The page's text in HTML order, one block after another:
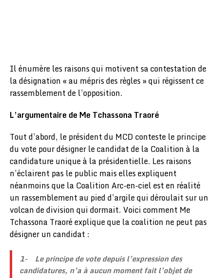
Il énumère les raisons qui motivent sa contestation de
la désignation « au mépris des règles » qui régissent ce
rassemblement de l’opposition.
L’argumentaire de Me Tchassona Traoré
Tout d’abord, le président du MCD conteste le principe
du vote pour désigner le candidat de la Coalition à la
candidature unique à la présidentielle. Les raisons
n’éclairent pas le public mais elles expliquent
néanmoins que la Coalition Arc-en-ciel est en réalité
un rassemblement au pied d’argile qui déroulait sur un
volcan de division qui dormait. Voici comment Me
Tchassona Traoré explique que la coalition ne peut pas
désigner un candidat :
1- Le principe de vote depuis l’expression des
candidatures, n’a à aucun moment fait l’objet de